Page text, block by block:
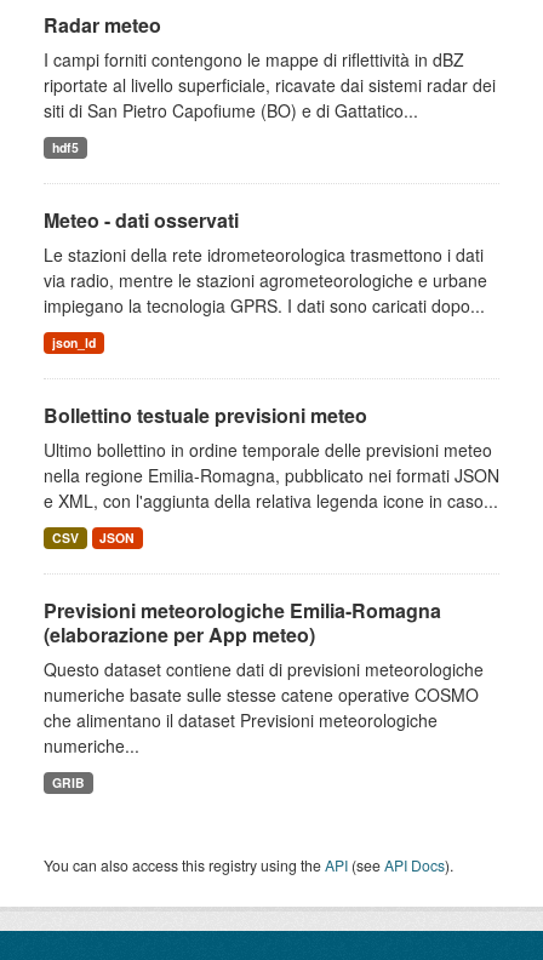
Radar meteo
I campi forniti contengono le mappe di riflettività in dBZ
riportate al livello superficiale, ricavate dai sistemi radar dei
siti di San Pietro Capofiume (BO) e di Gattatico...
hdf5
Meteo - dati osservati
Le stazioni della rete idrometeorologica trasmettono i dati
via radio, mentre le stazioni agrometeorologiche e urbane
impiegano la tecnologia GPRS. I dati sono caricati dopo...
json_ld
Bollettino testuale previsioni meteo
Ultimo bollettino in ordine temporale delle previsioni meteo
nella regione Emilia-Romagna, pubblicato nei formati JSON
e XML, con l'aggiunta della relativa legenda icone in caso...
CSV JSON
Previsioni meteorologiche Emilia-Romagna
(elaborazione per App meteo)
Questo dataset contiene dati di previsioni meteorologiche
numeriche basate sulle stesse catene operative COSMO
che alimentano il dataset Previsioni meteorologiche
numeriche...
GRIB
You can also access this registry using theAPI (seeAPI Docs).